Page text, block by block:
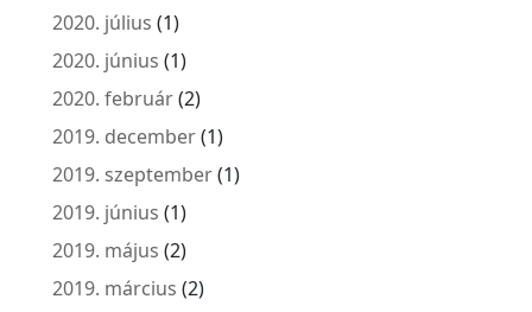
2020. július (1)
2020. június (1)
2020. február(2)
2019. december(1)
2019. szeptember(1)
2019. június (1)
2019. május (2)
2019. március (2)